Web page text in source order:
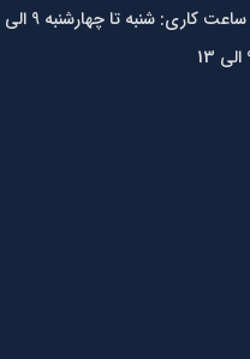
پست الکترونیک: Info @ Ertebat.Co ساعت کاری: شنبه تا چهارشنبه 9 الی